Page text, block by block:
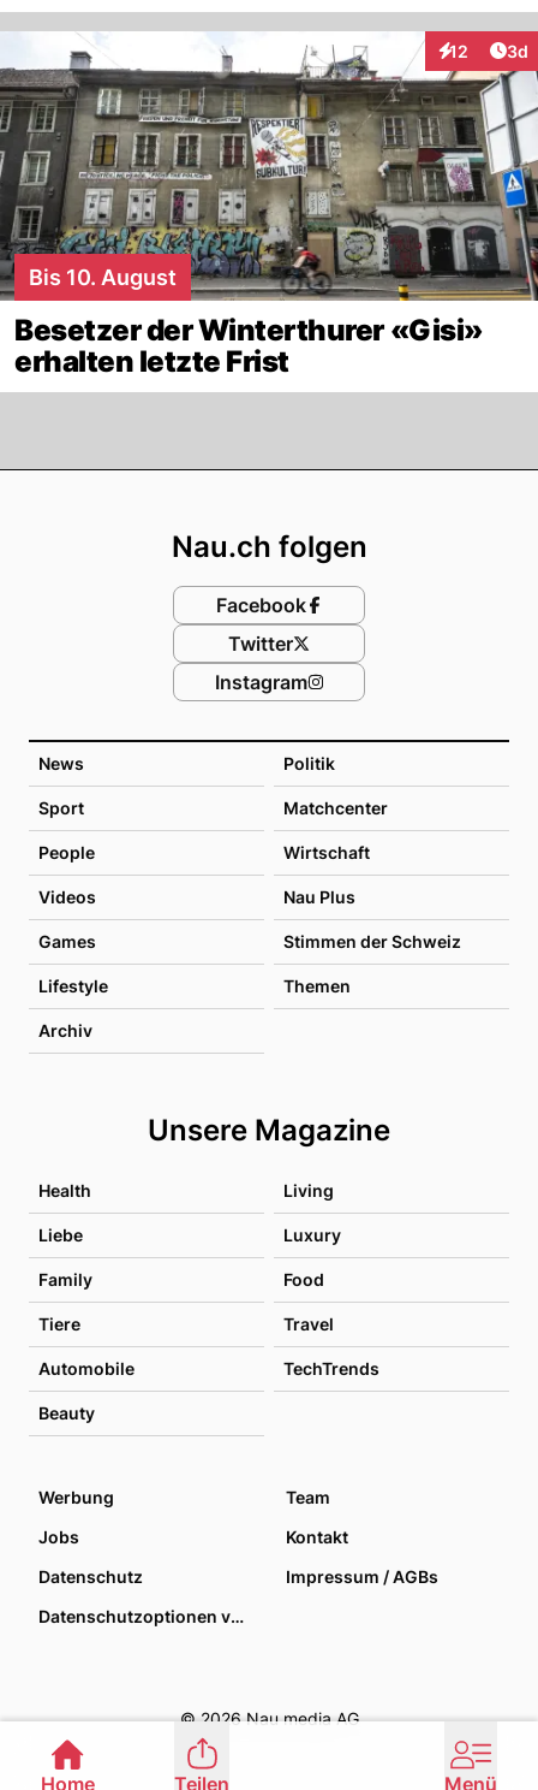
12
Interaktionen
3d
Bis 10. August
Besetzer der Winterthurer «Gisi»
erhalten letzte Frist
News Politik
Sport Matchcenter
People Wirtschaft
Videos Nau Plus
Games Stimmen der Schweiz
Lifestyle Themen
Archiv
Unsere Magazine
Health Living
Liebe Luxury
Family Food
Tiere Travel
Automobile TechTrends
Beauty
Nau.ch folgen
Facebook
Twitter
Instagram
Werbung
Team
Jobs
Kontakt
Datenschutz
Impressum / AGBs
Datenschutzoptionen verwalten
© 2026 Nau media AG
Home Teilen Menü